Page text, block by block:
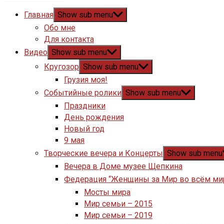
Главная Show sub menu
Обо мне
Для контакта
Видео Show sub menu
Кругозор Show sub menu
Грузия моя!
Событийные ролики Show sub menu
Праздники
День рождения
Новый год
9 мая
Творческие вечера и Концерты Show sub menu
Вечера в Доме музее Щепкина
Федерация “Женщины за Мир во всём
Мосты мира
Мир семьи – 2015
Мир семьи – 2019